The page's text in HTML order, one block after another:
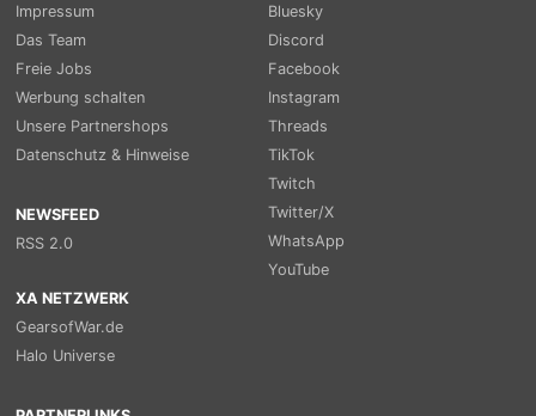
Impressum
Das Team
Freie Jobs
Werbung schalten
Unsere Partnershops
Datenschutz & Hinweise
NEWSFEED
RSS 2.0
Bluesky
Discord
Facebook
Instagram
Threads
TikTok
Twitch
Twitter/X
WhatsApp
YouTube
XA NETZWERK
GearsofWar.de
Halo Universe